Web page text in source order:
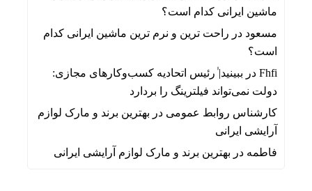
ماشین ایرانی کدام است؟
مسعود در راحت ترین و نرم ترین ماشین ایرانی کدام
است؟
Fhfi در ببینید| ٰرئیس اتحادیه کسب‌وکارهای مجازی:
دولت نمی‌تواند فیلترینگ را بردارد
کارشناس روابط عمومی در بهترین برند و مارک لوازم
آرایشی ایرانی
فاطمه در بهترین برند و مارک لوازم آرایشی ایرانی